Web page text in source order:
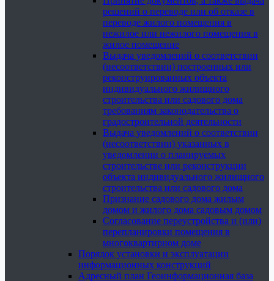
решений о переводе или об отказе в
переводе жилого помещения в
нежилое или нежилого помещения в
жилое помещение
Выдача уведомлений о соответствии
(несоответствии) построенных или
реконструированных объекта
индивидуального жилищного
строительства или садового дома
требованиям законодательства о
градостроительной деятельности
Выдача уведомлений о соответствии
(несоответствии) указанных в
уведомлении о планируемых
строительстве или реконструкции
объекта индивидуального жилищного
строительства или садового дома
Признание садового дома жилым
домом и жилого дома садовым домом
Согласование переустройства и (или)
перепланировки помещения в
многоквартирном доме
Порядок установки и эксплуатации
информационных конструкций
Адресный план Геоинформационная база